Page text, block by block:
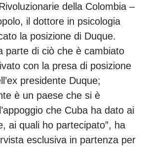
della Colombia –
il dottore in psicologia
la posizione di Duque.
parte di ciò che è cambiato
con la presa di posizione
presidente Duque;
è un paese che si è
che Cuba ha dato ai
ai quali ho partecipato”, ha
esclusiva in partenza per